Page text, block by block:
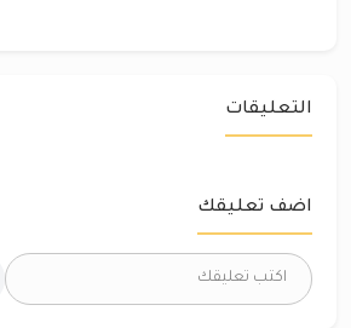
التعليقات
اضف تعليقك